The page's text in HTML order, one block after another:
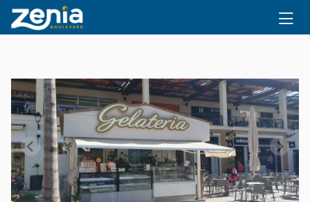
Ir al contenido principal